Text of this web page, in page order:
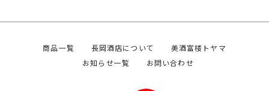
商品一覧 長岡酒店について
美酒富楼トヤマ
お知らせ一覧
お問い合わせ